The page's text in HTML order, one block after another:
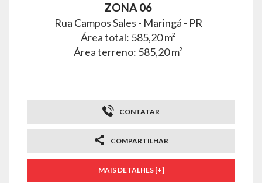
ZONA 06
Rua Campos Sales - Maringá - PR
Área total: 585,20 m²
Área terreno: 585,20 m²
CONTATAR
COMPARTILHAR
MAIS DETALHES [+]